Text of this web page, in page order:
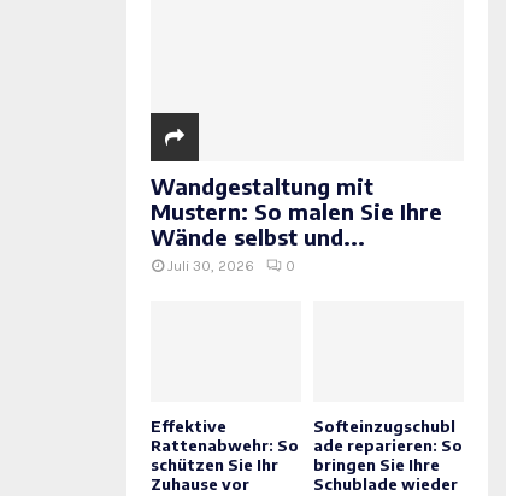
Wandgestaltung mit
Mustern: So malen Sie Ihre
Wände selbst und...
Juli 30, 2026 0
Effektive
Rattenabwehr: So
schützen Sie Ihr
Zuhause vor
Softeinzugschubl
ade reparieren: So
bringen Sie Ihre
Schublade wieder